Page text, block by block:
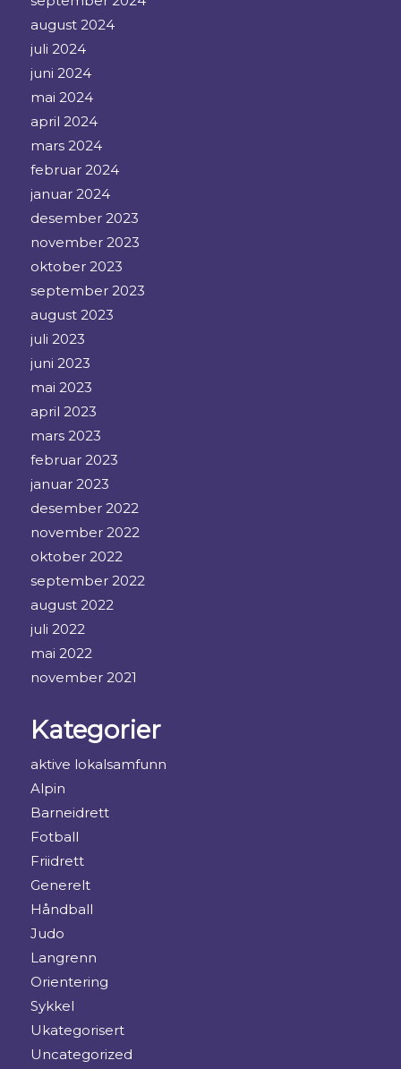
august 2024
juli 2024
juni 2024
mai 2024
april 2024
mars 2024
februar 2024
januar 2024
desember 2023
november 2023
oktober 2023
september 2023
august 2023
juli 2023
juni 2023
mai 2023
april 2023
mars 2023
februar 2023
januar 2023
desember 2022
november 2022
oktober 2022
september 2022
august 2022
juli 2022
mai 2022
november 2021
Kategorier
aktive lokalsamfunn
Alpin
Barneidrett
Fotball
Friidrett
Generelt
Håndball
Judo
Langrenn
Orientering
Sykkel
Ukategorisert
Uncategorized